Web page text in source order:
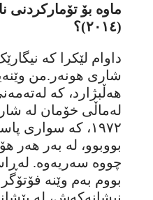
ماوە بۆ تۆمارکردنی
(٢٠١٤)؟
داوام لێکرا کە
شاری هونەر.من
لەماڵی خۆمان لە
١٩٧٢، کە سواری
بووبوو، لە بەر هەر
چووە سەریەوە.
بووم بەم وێنە